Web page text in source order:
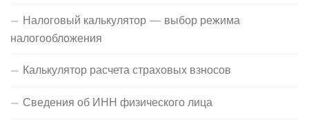
Налоговый калькулятор — выбор режима
налогообложения
Калькулятор расчета страховых взносов
Сведения об ИНН физического лица